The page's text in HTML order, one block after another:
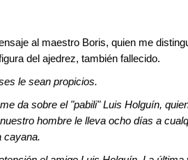
al maestro Boris, quien me
del ajedrez, también fallecido.
le sean propicios.
da sobre el "pabili" Luis Holguín,
hombre le lleva ocho días a
cayana.